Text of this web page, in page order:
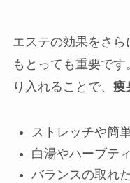
エステの効果をさ
もとっても重要で
り入れることで、 痩
ストレッチや簡
白湯やハーブテ
バランスの取れ